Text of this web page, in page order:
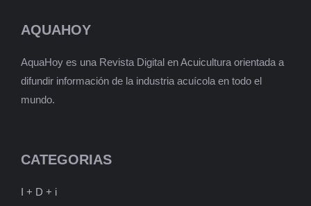
AQUAHOY
AquaHoy es una Revista Digital en Acuicultura orientada a
difundir información de la industria acuícola en todo el
mundo.
CATEGORIAS
I + D + i